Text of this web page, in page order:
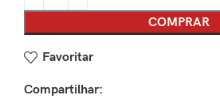
COMPRAR
Favoritar
Compartilhar: